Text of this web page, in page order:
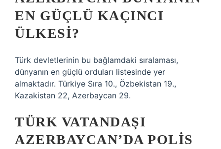
EN GÜÇLÜ KAÇINCI
ÜLKESI?
Türk devletlerinin bu bağlamdaki sıralaması,
dünyanın en güçlü orduları listesinde yer
almaktadır. Türkiye Sıra 10., Özbekistan 19.,
Kazakistan 22, Azerbaycan 29.
TÜRK VATANDAŞI
AZERBAYCAN’DA POLIS